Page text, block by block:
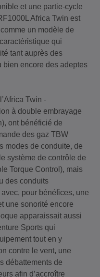
et une partie-cycle
Africa Twin est
un modèle de
qui
tant auprès des
bien encore des adeptes
Twin -
à double embrayage
ont bénéficié de
des gaz TBW
modes de conduite, de
système de contrôle de
Torque Control), mais
des conduits
pour bénéfices, une
une sonorité encore
apparaissait aussi
Sports qui
tout en y
contre le vent, une
débattements de
afin d’accroître